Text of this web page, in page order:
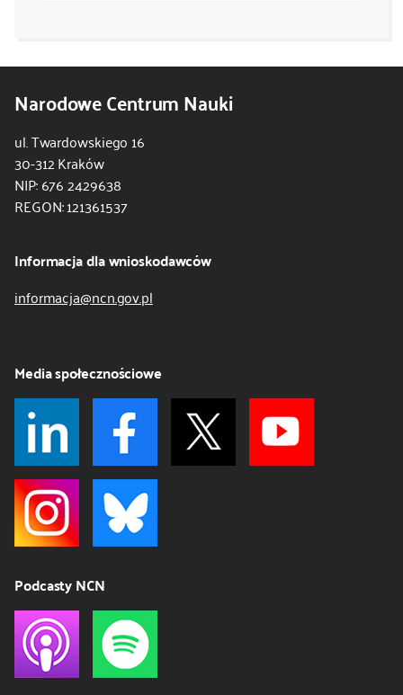
Narodowe Centrum Nauki
ul. Twardowskiego 16
30-312 Kraków
NIP: 676 2429638
REGON: 121361537
Informacja dla wnioskodawców
informacja@ncn.gov.pl
Media społecznościowe
Podcasty NCN